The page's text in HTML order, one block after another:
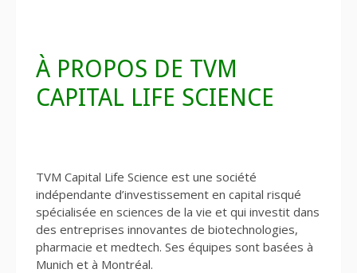
À PROPOS DE TVM
CAPITAL LIFE SCIENCE
TVM Capital Life Science est une société
indépendante d’investissement en capital risqué
spécialisée en sciences de la vie et qui investit dans
des entreprises innovantes de biotechnologies,
pharmacie et medtech. Ses équipes sont basées à
Munich et à Montréal.